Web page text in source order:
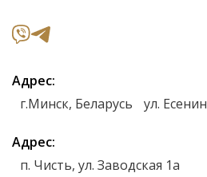
Адрес
г.Минск, Беларусь ул.
Адрес
п. Чисть, ул. Заводская 1а